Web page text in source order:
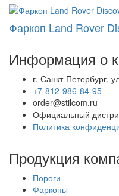
Фаркоп Land Rover
Информация о
г. Санкт-Петербург,
+7-812-986-84-95
order@stilcom.ru
Официальный
Политика
Продукция
Пороги
Фаркопы